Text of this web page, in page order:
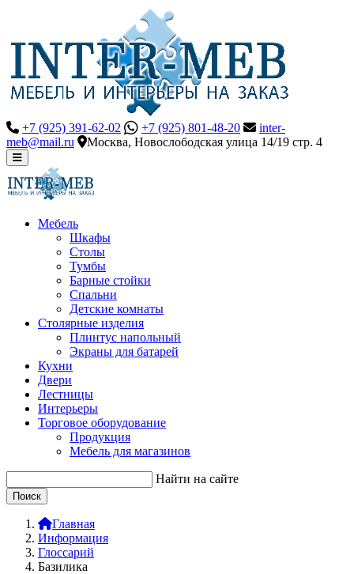
+7 (925) 391-62-02 +7 (925) 801-48-20
inter-
meb@mail.ru
Москва, Новослободская улица 14/19 стр. 4
Мебель
Шкафы
Столы
Тумбы
Барные стойки
Спальни
Детские комнаты
Столярные изделия
Плинтус напольный
Экраны для батарей
Кухни
Двери
Лестницы
Интерьеры
Торговое оборудование
Продукция
Мебель для магазинов
Найти на сайте
Главная
Информация
Глоссарий
Базилика